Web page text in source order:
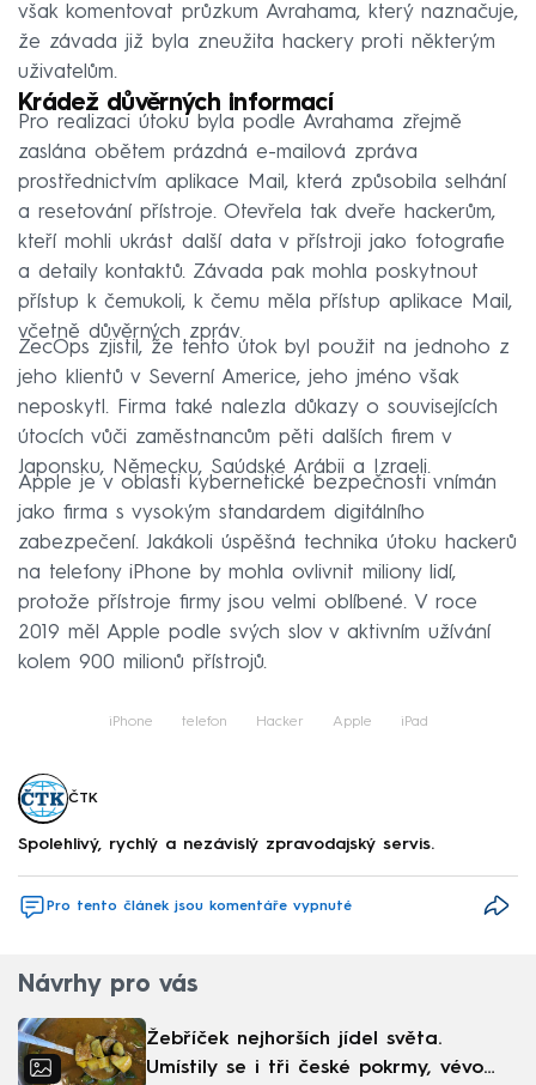
však komentovat průzkum Avrahama, který naznačuje,
že závada již byla zneužita hackery proti některým
uživatelům.
Krádež důvěrných informací
Pro realizaci útoku byla podle Avrahama zřejmě
zaslána obětem prázdná e-mailová zpráva
prostřednictvím aplikace Mail, která způsobila selhání
a resetování přístroje. Otevřela tak dveře hackerům,
kteří mohli ukrást další data v přístroji jako fotografie
a detaily kontaktů. Závada pak mohla poskytnout
přístup k čemukoli, k čemu měla přístup aplikace Mail,
včetně důvěrných zpráv.
ZecOps zjistil, že tento útok byl použit na jednoho z
jeho klientů v Severní Americe, jeho jméno však
neposkytl. Firma také nalezla důkazy o souvisejících
útocích vůči zaměstnancům pěti dalších firem v
Japonsku, Německu, Saúdské Arábii a Izraeli.
Apple je v oblasti kybernetické bezpečnosti vnímán
jako firma s vysokým standardem digitálního
zabezpečení. Jakákoli úspěšná technika útoku hackerů
na telefony iPhone by mohla ovlivnit miliony lidí,
protože přístroje firmy jsou velmi oblíbené. V roce
2019 měl Apple podle svých slov v aktivním užívání
kolem 900 milionů přístrojů.
iPhone telefon Hacker Apple iPad
ČTK
Spolehlivý, rychlý a nezávislý zpravodajský servis.
Pro tento článek jsou komentáře vypnuté
Návrhy pro vás
Žebříček nejhorších jídel světa.
Umístily se i tři české pokrmy, vévodí